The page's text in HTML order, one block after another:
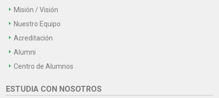
Misión / Visión
Nuestro Equipo
Acreditación
Alumni
Centro de Alumnos
ESTUDIA CON NOSOTROS